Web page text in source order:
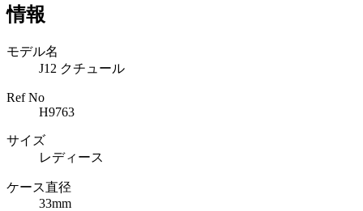
情報
モデル名
J12 クチュール
Ref No
H9763
サイズ
レディース
ケース直径
33mm